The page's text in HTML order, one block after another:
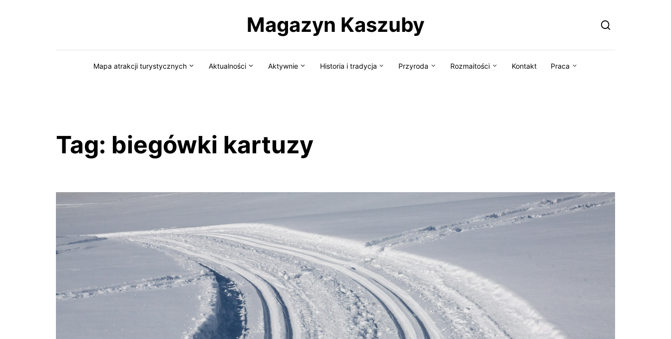
Magazyn Kaszuby
Mapa atrakcji turystycznych Aktualności Aktywnie Historia i tradycja Przyroda Rozmaitości Kontakt Praca
Tag: biegówki kartuzy